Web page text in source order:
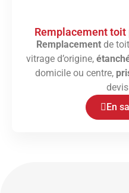
Remplacement
Remplacementde
vitrage d’origine,
domicile ou centre,
En